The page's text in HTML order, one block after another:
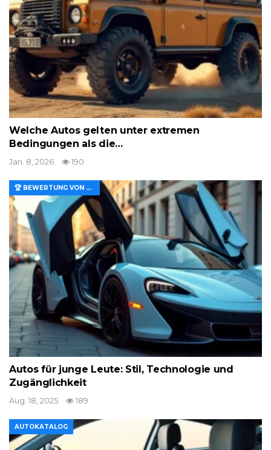
Welche Autos gelten unter extremen
Bedingungen als die…
Jan. 8, 2026 190
🏆 BEWERTUNG VON MERKMALEN UND WERT
Autos für junge Leute: Stil, Technologie und
Zugänglichkeit
Aug. 18, 2025 189
AUTOKATALOG